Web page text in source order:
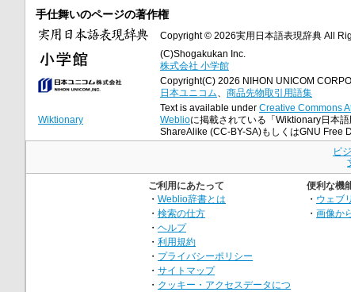
手仕舞いのページの著作権
Copyright © 2026実用日本語表現辞典 All
(C)Shogakukan Inc.
株式会社 小学館
Copyright(C) 2026 NIHON UNICOM
日本ユニコム
商品先物取引用語集
Wiktionary
Text is available under Creative Commons
Weblioに掲載されている「Wiktionary日本
ShareAlike (CC-BY-SA)もしくはGNU Free
ビ
ご利用にあたって
・ Weblio辞書とは
・ 検索の仕方
・ ヘルプ
・ 利用規約
・ プライバシーポリシー
・ サイトマップ
・ クッキー・アクセスデータにつ
便利な機
・ ウェブ
・ 画像か